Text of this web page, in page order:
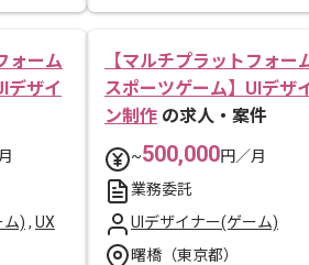
ォーム
デザイ
ム) , UX
【マルチプラットフォー
スポーツゲーム】UIデザ
ン制作 の求人・案件
~500,000円／月
業務委託
UIデザイナー(ゲーム)
曙橋（東京都）